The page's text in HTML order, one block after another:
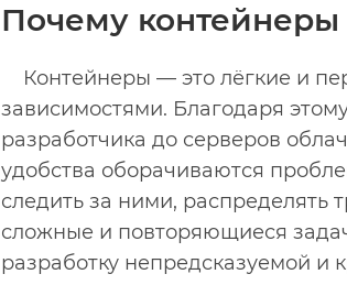
Почему контейнеры
Контейнеры — это лёгкие и
зависимостями. Благодаря
разработчика до серверов
удобства оборачиваются
следить за ними, распределять
сложные и повторяющиеся
разработку непредсказуемой и